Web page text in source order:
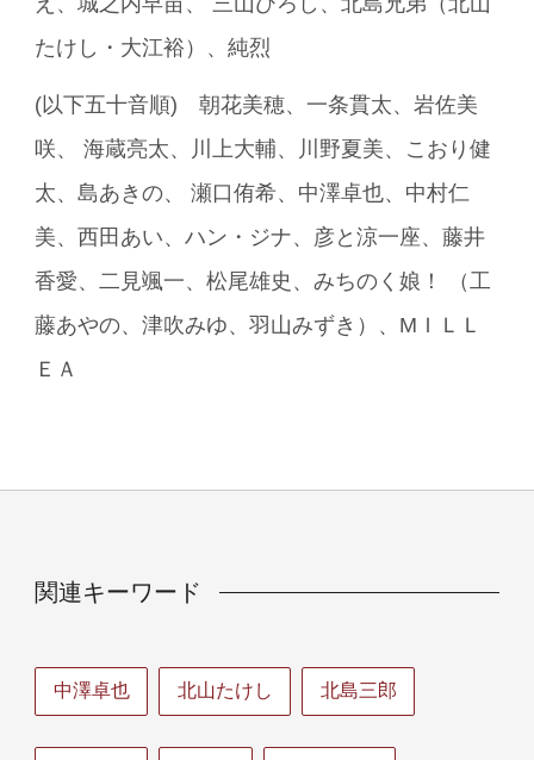
たけし・大江裕）、純烈
(以下五十音順) 朝花美穂、一条貫太、岩佐美
咲、 海蔵亮太、川上大輔、川野夏美、こおり健
太、島あきの、 瀬口侑希、中澤卓也、中村仁
美、西田あい、ハン・ジナ、彦と涼一座、藤井
香愛、二見颯一、松尾雄史、みちのく娘！ （工
藤あやの、津吹みゆ、羽山みずき）、MＩＬＬ
ＥＡ
関連キーワード
中澤卓也 北山たけし 北島三郎